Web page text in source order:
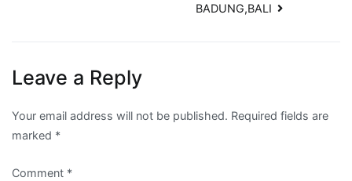
BADUNG,BALI
Leave a Reply
Your email address will not be published. Required fields are
marked *
Comment *